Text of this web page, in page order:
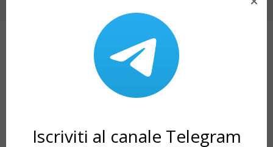
ARTICOLI CORRELATI
Iscriviti al canale Telegram